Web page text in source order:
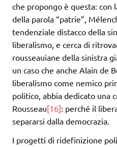
che propongo è questa:
della parola “patrie”,
tendenziale distacco della
liberalismo, e cerca di
rousseauiane della sinistra
un caso che anche Alain de
liberalismo come nemico
politico, abbia dedicato una
Rousseau[16]: perché il
separarsi dalla democrazia.
I progetti di ridefinizione